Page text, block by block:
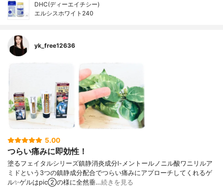
DHC(ディーエイチシー)
エルシスホワイト240
yk_free12636
5.00
つらい痛みに即効性！
塗るフェイタルシリーズ鎮静消炎成分l-メントールノニル酸ワニリルア
ミドという3つの鎮静成分配合でつらい痛みにアプローチしてくれるゲ
ル✨ゲルはpic②の様に全然垂…続きを見る